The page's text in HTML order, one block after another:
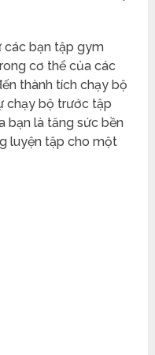
các bạn tập gym
cơ thể của các
thành tích chạy bộ
chạy bộ trước tập
bạn là tăng sức bền
luyện tập cho một